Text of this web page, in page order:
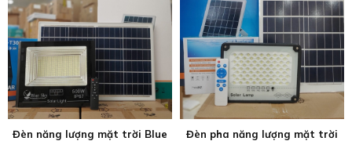
Đèn năng lượng mặt trời Blue
Đèn pha năng lượng mặt trời